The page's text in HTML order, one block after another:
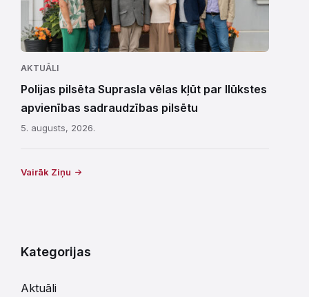
AKTUĀLI
Polijas pilsēta Suprasla vēlas kļūt par Ilūkstes
apvienības sadraudzības pilsētu
5. augusts, 2026.
Vairāk Ziņu
Kategorijas
Aktuāli